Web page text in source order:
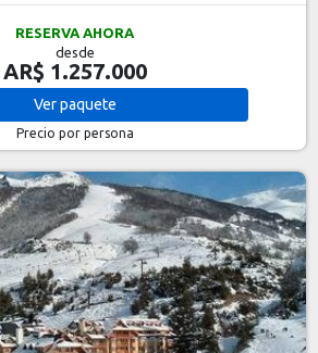
RESERVA AHORA
desde
AR$ 1.257.000
Verpaquete
Precio por persona